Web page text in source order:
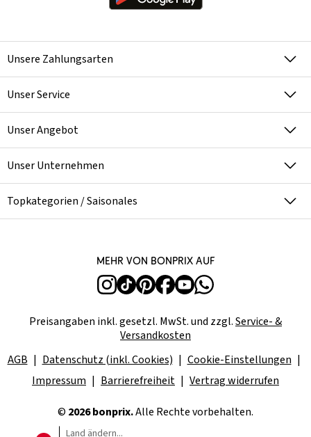
Unsere Zahlungsarten
Unser Service
Unser Angebot
Unser Unternehmen
Topkategorien / Saisonales
Mehr von bonprix auf
Preisangaben inkl. gesetzl. MwSt. und zzgl.Service- &
Versandkosten
AGB
Datenschutz (inkl. Cookies)
Cookie-Einstellungen
Impressum
Barrierefreiheit Vertrag widerrufen
© 2026 bonprix.Alle Rechte vorbehalten.
Land ändern...